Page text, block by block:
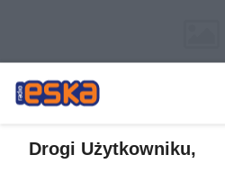
Drogi Użytkowniku,